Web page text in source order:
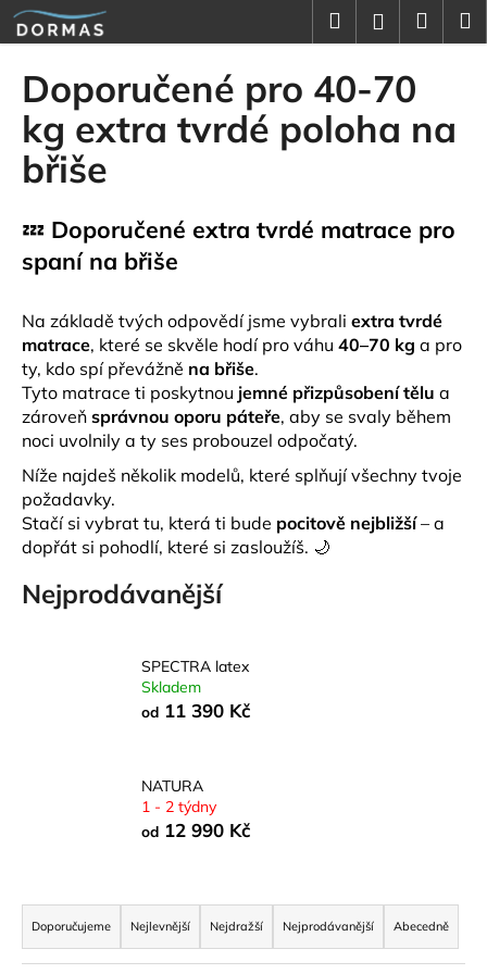
Přejít
obsah
HledatPřihlášení
Doporučené pro 40-70
kg extra tvrdé poloha na
břiše
💤 Doporučené extra tvrdé matrace pro
spaní na břiše
Na základě tvých odpovědí jsme vybrali extra tvrdé
matrace, které se skvěle hodí pro váhu 40–70 kg a pro
ty, kdo spí převážně na břiše.
Tyto matrace ti poskytnou jemné přizpůsobení tělu a
zároveň správnou oporu páteře, aby se svaly během
noci uvolnily a ty ses probouzel odpočatý.
Níže najdeš několik modelů, které splňují všechny tvoje
požadavky.
Stačí si vybrat tu, která ti bude pocitově nejbližší– a
dopřát si pohodlí, které si zasloužíš. 🌙
Nejprodávanější
SPECTRA latex
Skladem
od 11 390 Kč
NATURA
1 - 2 týdny
od 12 990 Kč
Ř
a
z
Doporučujeme Nejlevnější Nejdražší Nejprodávanější Abecedně
K
o
C
o
p
t
ř
b
u
j
e
t
n
a
j
t
o
u